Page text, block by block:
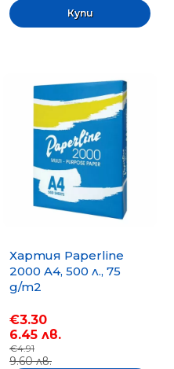
Хартия Paperline
2000 A4, 500 л., 75
g/m2
€3.30
6.45 лв.
€4.91
9.60 лв.